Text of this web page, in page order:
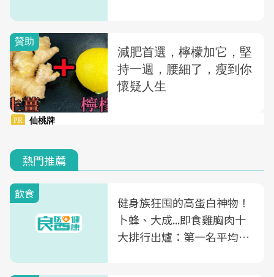
熱門推薦
飲食
健身族狂囤的高蛋白神物！
卜蜂、大成...即食雞胸肉十
大排行出爐：第一名平均一